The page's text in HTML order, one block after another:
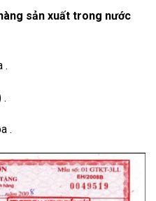
sản xuất trong nước
.
.
.